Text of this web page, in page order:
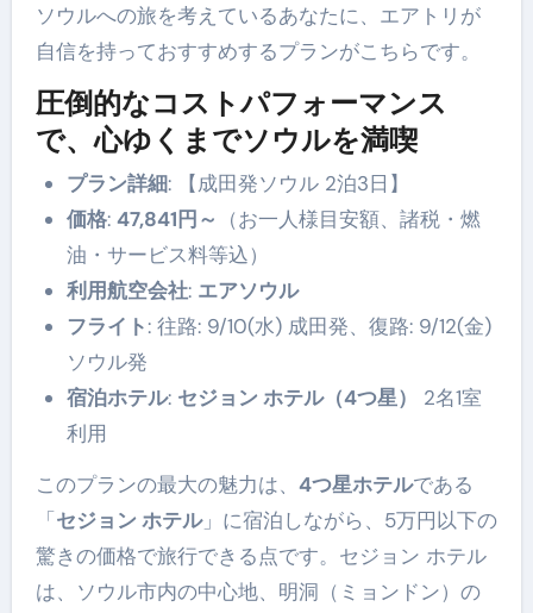
ソウルへの旅を考えているあなたに、エアトリが
自信を持っておすすめするプランがこちらです。
圧倒的なコストパフォーマンス
で、心ゆくまでソウルを満喫
プラン詳細: 【成田発ソウル 2泊3日】
価格: 47,841円～
（お一人様目安額、諸税・燃
油・サービス料等込）
利用航空会社: エアソウル
フライト: 往路: 9/10(水) 成田発、復路: 9/12(金)
ソウル発
宿泊ホテル: セジョン ホテル（4つ星）
2名1室
利用
このプランの最大の魅力は、 4つ星ホテルである
「セジョン ホテル」に宿泊しながら、5万円以下の
驚きの価格で旅行できる点です。セジョン ホテル
は、ソウル市内の中心地、明洞（ミョンドン）の